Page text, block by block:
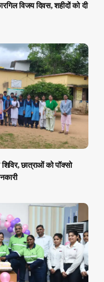
विजय दिवस, शहीदों को दी
छात्राओं को पॉक्सो